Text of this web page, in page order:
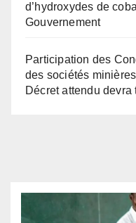
d’hydroxydes de
Gouvernement
Participation des
des sociétés
Décret attendu devra